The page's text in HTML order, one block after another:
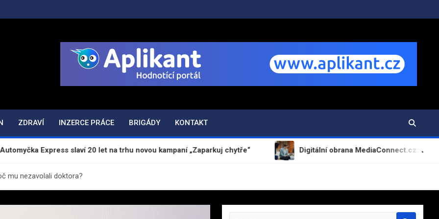
ZDRAVÍ INZERCE PRÁCE BRIGÁDY KONTAKT
slaví 20 let na trhu novou kampaní „Zaparkuj chytře“ Digitální obrana MediaConnect.cz: Jak získat
mu nezavolali doktora?